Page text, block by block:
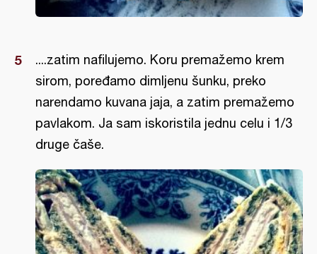
....zatim nafilujemo. Koru premažemo krem
sirom, poređamo dimljenu šunku, preko
narendamo kuvana jaja, a zatim premažemo
pavlakom. Ja sam iskoristila jednu celu i 1/3
druge čaše.